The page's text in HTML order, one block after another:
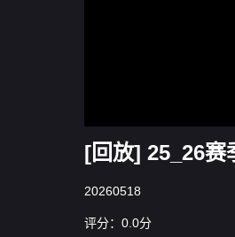
[回放] 25_26赛
20260518
评分：0.0分